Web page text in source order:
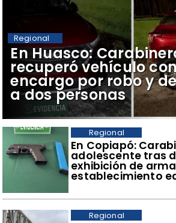
​En Copiapó:
adolescente tras
exhibición de
establecimiento
Regional
Regional
​En Huasco:
recuperó vehículo
encargo por robo y
a dos personas
Regional